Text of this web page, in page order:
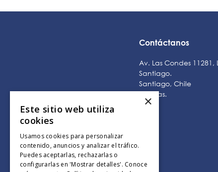
Contáctanos
Av. Las Condes 11281,
Santiago.
Santiago, Chile
Tiendas.
×
Este sitio web utiliza
cookies
Usamos cookies para personalizar
contenido, anuncios y analizar el tráfico.
Puedes aceptarlas, rechazarlas o
configurarlas en 'Mostrar detalles'. Conoce